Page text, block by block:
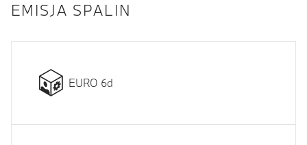
EMISJA SPALIN
EURO 6d